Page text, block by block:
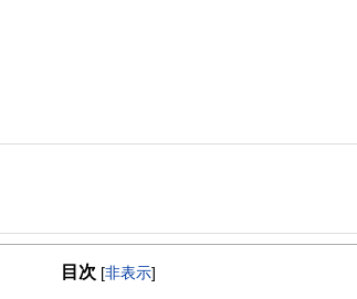
多く、教育費や住宅費、退職後の生活資金など長期的
などでお悩みでしたらお気軽にお問い合わせください。
目次 [非表示]